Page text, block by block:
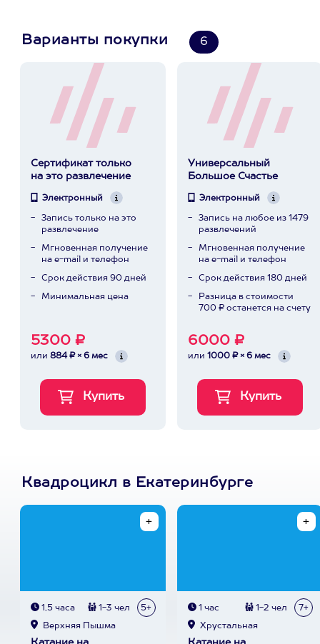
Варианты покупки 6
Сертификат только
на это развлечение
Электронный
Запись только на это
развлечение
Мгновенная получение
на e-mail и телефон
Срок действия 90 дней
Минимальная цена
5300 ₽
или 884 ₽ × 6 мес
Универсальный
Большое Счастье
Электронный
Запись на любое из 1479
развлечений
Мгновенная получение
на e-mail и телефон
Срок действия 180 дней
Разница в стоимости
700 ₽ останется на счету
6000 ₽
или 1000 ₽ × 6 мес
Квадроцикл в Екатеринбурге
1,5 часа 1-3 чел 5+
Верхняя Пышма
1 час 1-2 чел 7+
Хрустальная